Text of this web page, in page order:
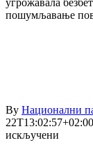
угрожавала
пошумљавање
By Национални
22T13:02:57+02:00
искључени